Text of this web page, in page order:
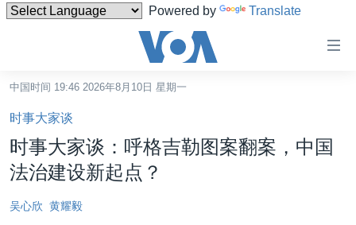
Powered by Translate
碍
链
接
跳
转
内
中国
中国时间 19:46 2026年8月10日 星期一
时事大家谈
时事大家谈：呼格吉勒图案翻案，中国
法治建设新起点？
吴心欣 黄耀毅